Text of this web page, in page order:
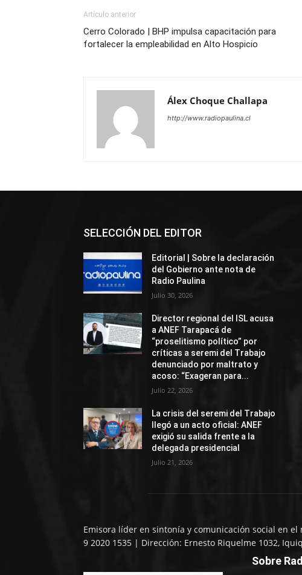
Artículo anterior
Cerro Colorado | BHP impulsa capacitación para
fortalecer la empleabilidad en Alto Hospicio
Álex Choque Challapa
http://www.radiopaulina.cl
SELECCIÓN DEL EDITOR
Editorial | Sobre la declaración
del Gobierno ante nota de
Radio Paulina
Julio 30, 2026
Director regional del ISL acusa
a ANEF Tarapacá de
“proselitismo político” por
críticas a seremi del Trabajo
denunciado por maltrato y
acoso: “Exageran para...
Julio 22, 2026
La crisis del seremi del Trabajo
llegó a un acto oficial: ANEF
exigió su salida frente a la
delegada presidencial
Julio 21, 2026
Emisora líder en sintonía y comunicación social en el
9 2020 1535 | Dirección: Ernesto Riquelme 1032,
Sobre